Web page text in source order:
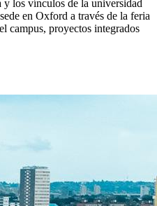
y los vínculos de la universidad
en Oxford a través de la feria
campus, proyectos integrados